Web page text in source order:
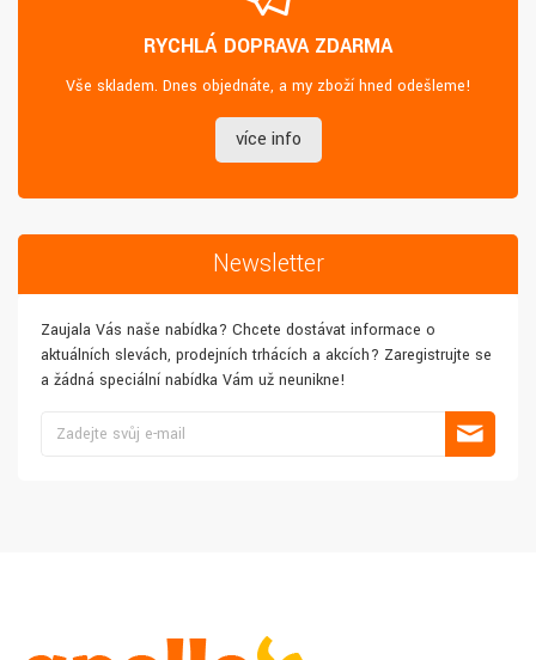
RYCHLÁ DOPRAVA ZDARMA
Vše skladem. Dnes objednáte, a my zboží hned odešleme!
více info
Newsletter
Zaujala Vás naše nabídka? Chcete dostávat informace o
aktuálních slevách, prodejních trhácích a akcích? Zaregistrujte se
a žádná speciální nabídka Vám už neunikne!